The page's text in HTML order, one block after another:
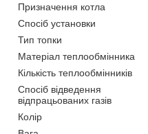
Призначення котла
Спосіб установки
Тип топки
Матеріал теплообмінника
Кількість теплообмінників
Спосіб відведення
відпрацьованих газів
Колір